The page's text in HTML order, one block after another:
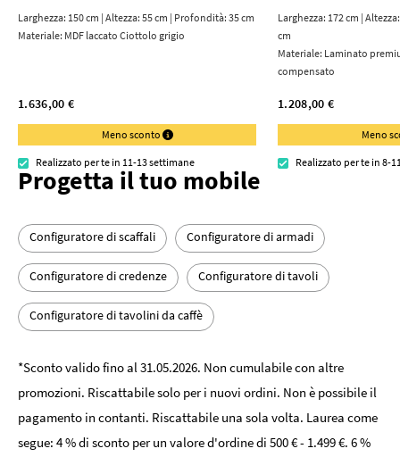
Larghezza: 150 cm | Altezza: 55 cm | Profondità: 35 cm
Materiale: MDF laccato Ciottolo grigio
1.636,00 €
Meno sconto
Realizzato per te in 11-13 settimane
Larghezza: 172 cm |
cm
Materiale: Laminato
compensato
1.208,00 €
Meno
Realizzato per te in 8-
Progetta il tuo mobile
Configuratore di scaffali Configuratore di armadi
Configuratore di credenze Configuratore di tavoli
Configuratore di tavolini da caffè
*Sconto valido fino al 31.05.2026. Non cumulabile con altre
promozioni. Riscattabile solo per i nuovi ordini. Non è possibile il
pagamento in contanti. Riscattabile una sola volta. Laurea come
segue: 4 % di sconto per un valore d'ordine di 500 € - 1.499 €. 6 %